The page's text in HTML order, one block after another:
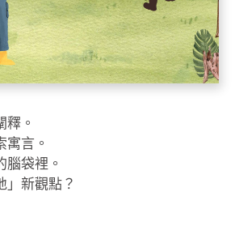
釋。
寓言。
腦袋裡。
」新觀點？